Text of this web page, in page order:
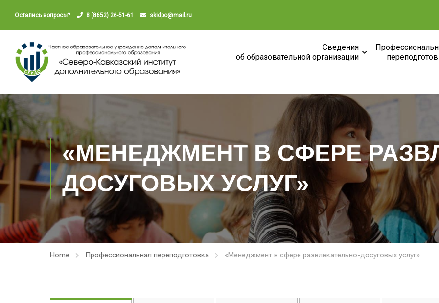
Остались вопросы? 8 (8652) 26-51-61 skidpo@mail.ru
Сведения
об образовательной организации
«МЕНЕДЖМЕНТ В СФЕРЕ
ДОСУГОВЫХ УСЛУГ»
Home Профессиональная переподготовка «Менеджмент в сфере развлекательно-досуговых услуг»